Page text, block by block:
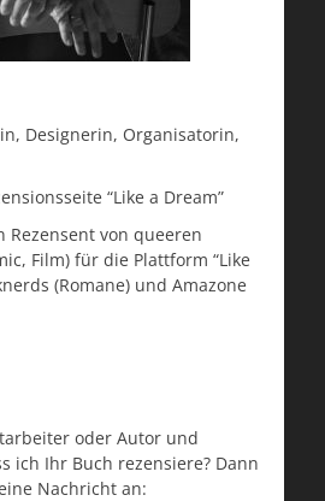
Designerin, Organisatorin,
“Like a Dream”
Rezensent von queeren
Film) für die Plattform “Like
(Romane) und Amazone
oder Autor und
ich Ihr Buch rezensiere? Dann
Nachricht an: